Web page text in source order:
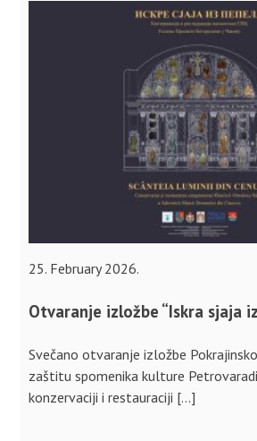
25. February 2026.
Otvaranje izložbe “Iskra sjaja
Svečano otvaranje izložbe
zaštitu spomenika kulture
konzervaciji i restauraciji […]